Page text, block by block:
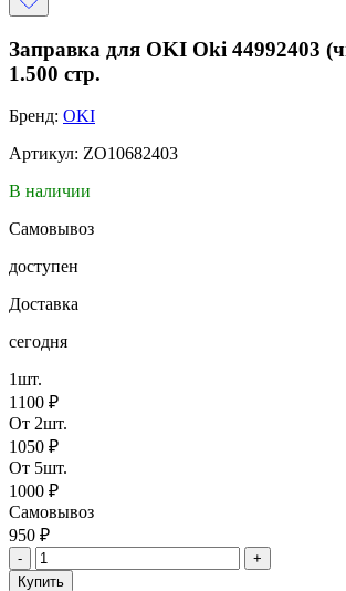
Заправка для OKI Oki 44992403
1.500 стр.
Бренд: OKI
Артикул: ZO10682403
В наличии
Самовывоз
доступен
Доставка
сегодня
1шт.
1100 ₽
От 2шт.
1050 ₽
От 5шт.
1000 ₽
Самовывоз
950 ₽
-
+
Купить